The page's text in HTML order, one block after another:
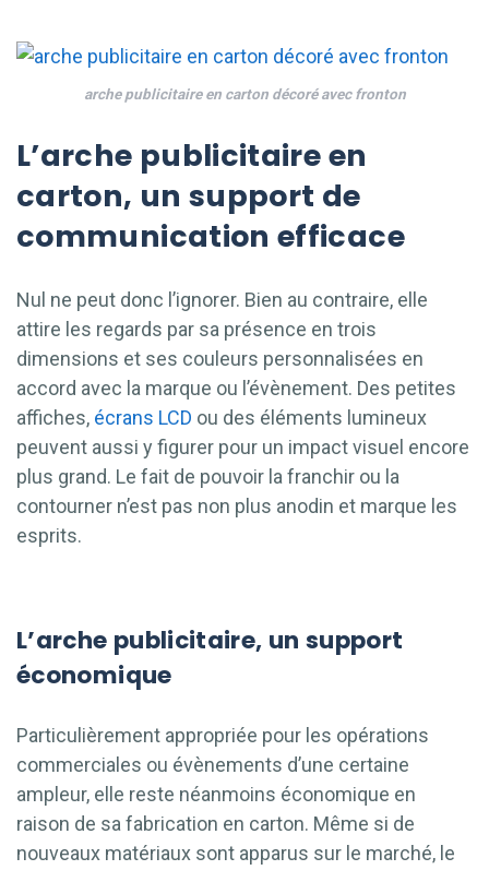
arche publicitaire en carton décoré avec fronton
L’arche publicitaire en
carton, un support de
communication efficace
Nul ne peut donc l’ignorer. Bien au contraire, elle
attire les regards par sa présence en trois
dimensions et ses couleurs personnalisées en
accord avec la marque ou l’évènement. Des petites
affiches, écrans LCD ou des éléments lumineux
peuvent aussi y figurer pour un impact visuel encore
plus grand. Le fait de pouvoir la franchir ou la
contourner n’est pas non plus anodin et marque les
esprits.
L’arche publicitaire, un support
économique
Particulièrement appropriée pour les opérations
commerciales ou évènements d’une certaine
ampleur, elle reste néanmoins économique en
raison de sa fabrication en carton. Même si de
nouveaux matériaux sont apparus sur le marché, le